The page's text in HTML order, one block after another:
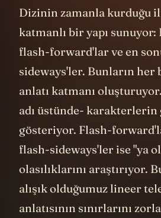
logolarını analiz
görüntüleri alıp
yakalamaya çalışıyorduk,
frame frame inceliyorduk.
izleyici, bir tüketici
kolektif bir dedektiflik
haline gelmiştik.
Bu açıdan LOST, bir
öncüsüydü. Ana hikaye
anlatılırken, “The Lost